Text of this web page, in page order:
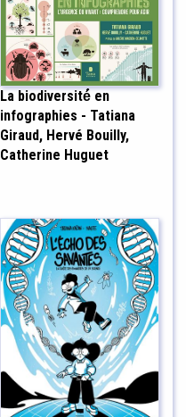
La biodiversité́ en
infographies - Tatiana
Giraud, Hervé Bouilly,
Catherine Huguet